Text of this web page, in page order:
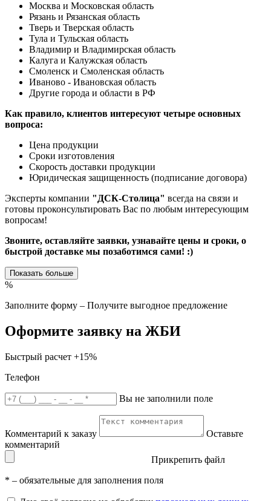
Москва и Московская область
Рязань и Рязанская область
Тверь и Тверская область
Тула и Тульская область
Владимир и Владимирская область
Калуга и Калужская область
Смоленск и Смоленская область
Иваново - Ивановская область
Другие города и области в РФ
Как правило, клиентов интересуют четыре основных
вопроса:
Цена продукции
Сроки изготовления
Скорость доставки продукции
Юридическая защищенность (подписание договора)
Эксперты компании "ДСК-Столица" всегда на связи и
готовы проконсультировать Вас по любым интересующим
вопросам!
Звоните, оставляйте заявки, узнавайте цены и сроки, о
быстрой доставке мы позаботимся сами! :)
Показать больше
%
Заполните форму – Получите выгодное предложение
Оформите заявку на ЖБИ
Быстрый расчет +15%
Телефон
Вы не заполнили поле
Комментарий к заказу
Оставьте
комментарий
Прикрепить файл
* – обязательные для заполнения поля